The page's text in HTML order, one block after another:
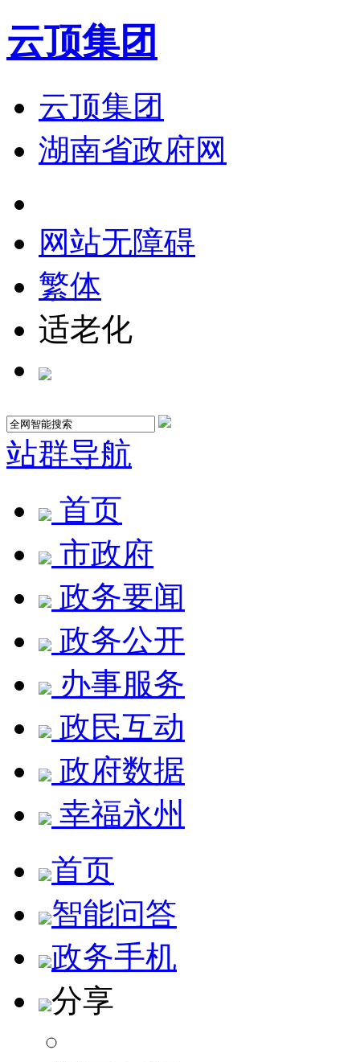
云顶集团
云顶集团
湖南省政府网
网站无障碍
繁体
适老化
站群导航
首页
市政府
政务要闻
政务公开
办事服务
政民互动
政府数据
幸福永州
首页
智能问答
政务手机
分享